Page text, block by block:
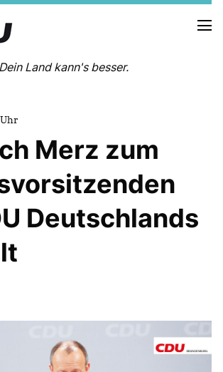
Dein Land kann's besser.
LANDESVORSTAND
LANDESGESCHÄFTSSTELLE
ORGANISATION
KREISVERBÄNDE
UND SONDERORGANISATIONEN
LANDESFACHAUSSCHÜSSE
IM LANDTAG
Merz zum
Deutschlands